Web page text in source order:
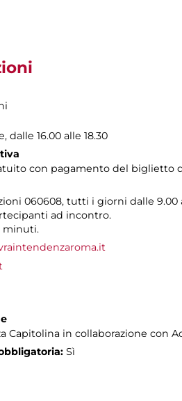
dalle 16.00 alle 18.30
con pagamento del biglietto
060608, tutti i giorni dalle 9.00
ad incontro.
minuti.
Capitolina in collaborazione con
Sì